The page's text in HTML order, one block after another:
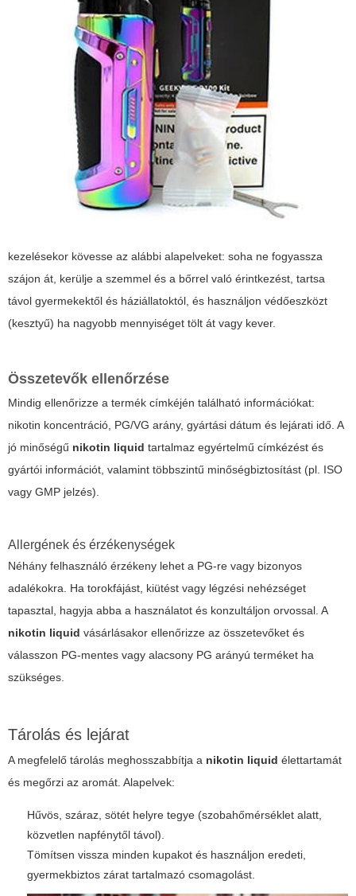
kezelésekor kövesse az alábbi alapelveket: soha ne fogyassza
szájon át, kerülje a szemmel és a bőrrel való érintkezést, tartsa
távol gyermekektől és háziállatoktól, és használjon védőeszközt
(kesztyű) ha nagyobb mennyiséget tölt át vagy kever.
Összetevők ellenőrzése
Mindig ellenőrizze a termék címkéjén található információkat:
nikotin koncentráció, PG/VG arány, gyártási dátum és lejárati idő. A
jó minőségű nikotin liquid tartalmaz egyértelmű címkézést és
gyártói információt, valamint többszintű minőségbiztosítást (pl. ISO
vagy GMP jelzés).
Allergének és érzékenységek
Néhány felhasználó érzékeny lehet a PG-re vagy bizonyos
adalékokra. Ha torokfájást, kiütést vagy légzési nehézséget
tapasztal, hagyja abba a használatot és konzultáljon orvossal. A
nikotin liquid vásárlásakor ellenőrizze az összetevőket és
válasszon PG-mentes vagy alacsony PG arányú terméket ha
szükséges.
Tárolás és lejárat
A megfelelő tárolás meghosszabbítja a nikotin liquid élettartamát
és megőrzi az aromát. Alapelvek:
Hűvös, száraz, sötét helyre tegye (szobahőmérséklet alatt,
közvetlen napfénytől távol).
Tömítsen vissza minden kupakot és használjon eredeti,
gyermekbiztos zárat tartalmazó csomagolást.